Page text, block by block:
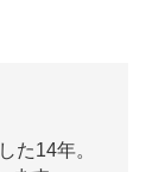
た14年。